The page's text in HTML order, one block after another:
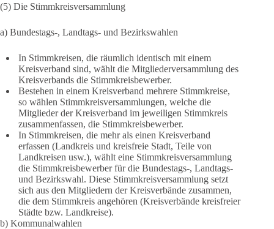
(5) Die Stimmkreisversammlung
a) Bundestags-, Landtags- und Bezirkswahlen
In Stimmkreisen, die räumlich identisch mit einem
Kreisverband sind, wählt die Mitgliederversammlung des
Kreisverbands die Stimmkreisbewerber.
Bestehen in einem Kreisverband mehrere Stimmkreise,
so wählen Stimmkreisversammlungen, welche die
Mitglieder der Kreisverband im jeweiligen Stimmkreis
zusammenfassen, die Stimmkreisbewerber.
In Stimmkreisen, die mehr als einen Kreisverband
erfassen (Landkreis und kreisfreie Stadt, Teile von
Landkreisen usw.), wählt eine Stimmkreisversammlung
die Stimmkreisbewerber für die Bundestags-, Landtags-
und Bezirkswahl. Diese Stimmkreisversammlung setzt
sich aus den Mitgliedern der Kreisverbände zusammen,
die dem Stimmkreis angehören (Kreisverbände kreisfreier
Städte bzw. Landkreise).
b) Kommunalwahlen